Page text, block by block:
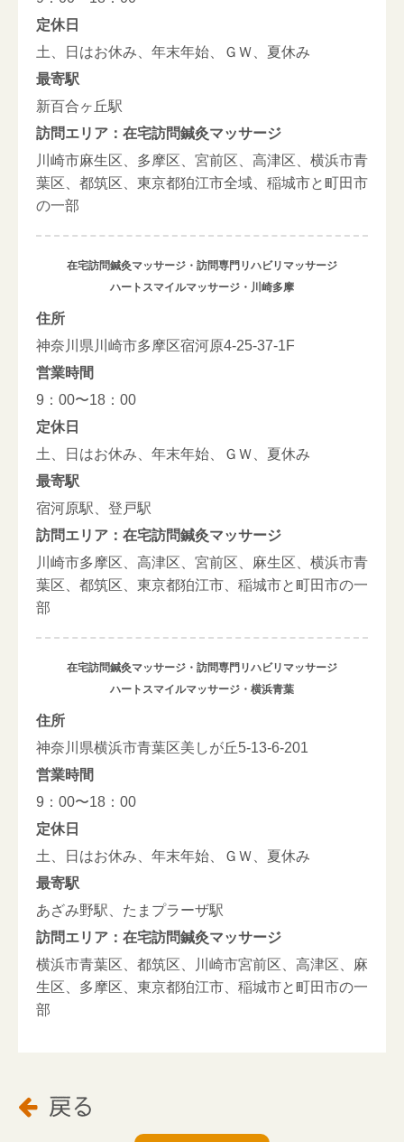
定休日
土、日はお休み、年末年始、ＧＷ、夏休み
最寄駅
新百合ヶ丘駅
訪問エリア：在宅訪問鍼灸マッサージ
川崎市麻生区、多摩区、宮前区、高津区、横浜市青
葉区、都筑区、東京都狛江市全域、稲城市と町田市
の一部
在宅訪問鍼灸マッサージ・訪問専門リハビリマッサージ
ハートスマイルマッサージ・川崎多摩
住所
神奈川県川崎市多摩区宿河原4-25-37-1F
営業時間
9：00〜18：00
定休日
土、日はお休み、年末年始、ＧＷ、夏休み
最寄駅
宿河原駅、登戸駅
訪問エリア：在宅訪問鍼灸マッサージ
川崎市多摩区、高津区、宮前区、麻生区、横浜市青
葉区、都筑区、東京都狛江市、稲城市と町田市の一
部
在宅訪問鍼灸マッサージ・訪問専門リハビリマッサージ
ハートスマイルマッサージ・横浜青葉
住所
神奈川県横浜市青葉区美しが丘5-13-6-201
営業時間
9：00〜18：00
定休日
土、日はお休み、年末年始、ＧＷ、夏休み
最寄駅
あざみ野駅、たまプラーザ駅
訪問エリア：在宅訪問鍼灸マッサージ
横浜市青葉区、都筑区、川崎市宮前区、高津区、麻
生区、多摩区、東京都狛江市、稲城市と町田市の一
部
 戻る